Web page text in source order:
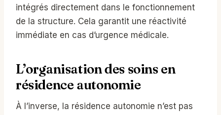
intégrés directement dans le fonctionnement
de la structure. Cela garantit une réactivité
immédiate en cas d’urgence médicale.
L’organisation des soins en
résidence autonomie
À l’inverse, la résidence autonomie n’est pas